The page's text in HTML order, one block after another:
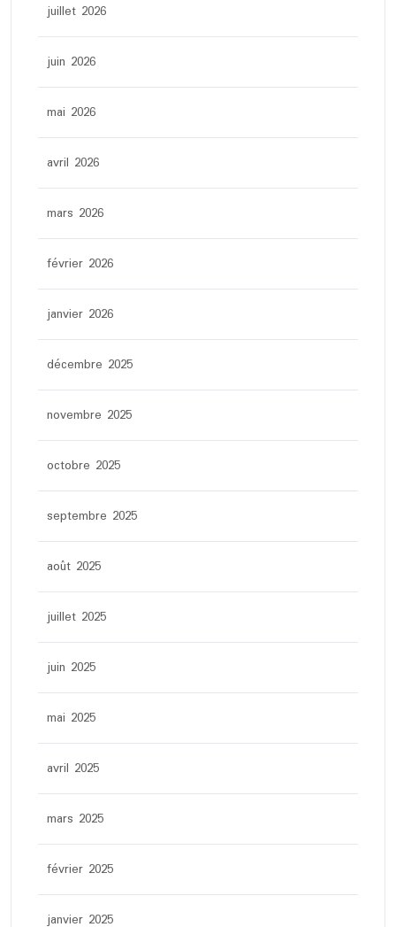
juillet 2026
juin 2026
mai 2026
avril 2026
mars 2026
février 2026
janvier 2026
décembre 2025
novembre 2025
octobre 2025
septembre 2025
août 2025
juillet 2025
juin 2025
mai 2025
avril 2025
mars 2025
février 2025
janvier 2025